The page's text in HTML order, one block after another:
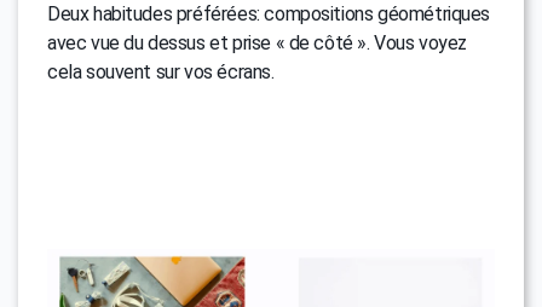
Deux habitudes préférées: compositions géométriques
avec vue du dessus et prise « de côté ». Vous voyez
cela souvent sur vos écrans.